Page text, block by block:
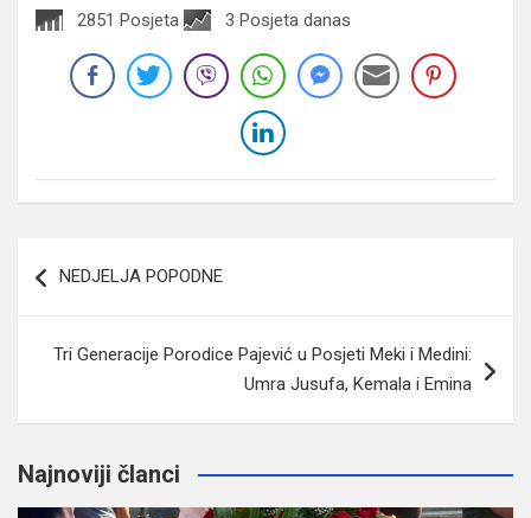
2851 Posjeta 3 Posjeta danas
članaka
NEDJELJA POPODNE
Tri Generacije Porodice Pajević u Posjeti Meki i Medini:
Umra Jusufa, Kemala i Emina
Najnoviji članci